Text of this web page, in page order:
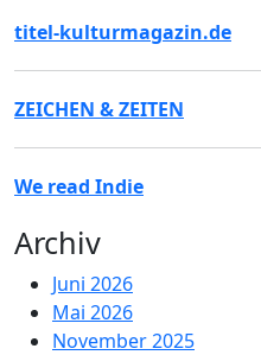
titel-kulturmagazin.de
ZEICHEN & ZEITEN
We read Indie
Archiv
Juni 2026
Mai 2026
November 2025